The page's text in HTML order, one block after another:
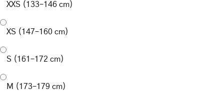
XXS (133–146 cm)
XS (147–160 cm)
S (161–172 cm)
M (173–179 cm)